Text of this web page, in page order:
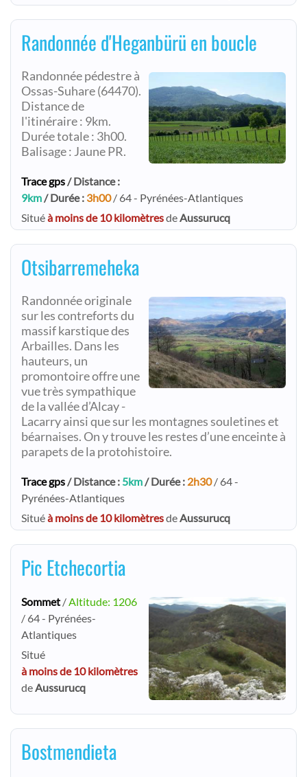
Randonnée d'Heganbürü en boucle
Randonnée pédestre à
Ossas-Suhare (64470).
Distance de
l'itinéraire : 9km.
Durée totale : 3h00.
Balisage : Jaune PR.
Trace gps/ Distance :
9km/ Durée : 3h00/ 64 - Pyrénées-Atlantiques
Situéà moins de 10 kilomètresdeAussurucq
Otsibarremeheka
Randonnée originale
sur les contreforts du
massif karstique des
Arbailles. Dans les
hauteurs, un
promontoire offre une
vue très sympathique
de la vallée d’Alcay -
Lacarry ainsi que sur les montagnes souletines et
béarnaises. On y trouve les restes d’une enceinte à
parapets de la protohistoire.
Trace gps/ Distance : 5km/ Durée : 2h30/ 64 -
Pyrénées-Atlantiques
Situéà moins de 10 kilomètresdeAussurucq
Pic Etchecortia
Sommet /Altitude: 1206
/ 64 - Pyrénées-
Atlantiques
Situé
à moins de 10 kilomètres
deAussurucq
Bostmendieta